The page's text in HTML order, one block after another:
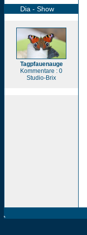
Dia - Show
Tagpfauenauge
Kommentare : 0
Studio-Brix